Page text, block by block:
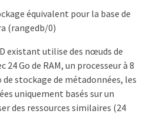
équivalent pour la base de
(rangedb/0)
existant utilise des nœuds de
Go de RAM, un processeur à 8
stockage de métadonnées, les
uniquement basés sur un
des ressources similaires (24